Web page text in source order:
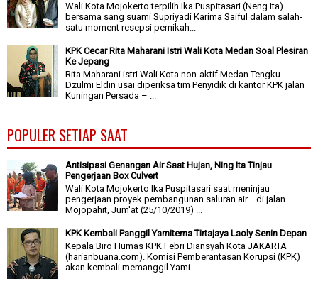
Wali Kota Mojokerto terpilih Ika Puspitasari (Neng Ita)
bersama sang suami Supriyadi Karima Saiful dalam salah-
satu moment resepsi pernikah...
KPK Cecar Rita Maharani Istri Wali Kota Medan Soal Plesiran
Ke Jepang
Rita Maharani istri Wali Kota non-aktif Medan Tengku
Dzulmi Eldin usai diperiksa tim Penyidik di kantor KPK jalan
Kuningan Persada – ...
POPULER SETIAP SAAT
Antisipasi Genangan Air Saat Hujan, Ning Ita Tinjau
Pengerjaan Box Culvert
Wali Kota Mojokerto Ika Puspitasari saat meninjau
pengerjaan proyek pembangunan saluran air di jalan
Mojopahit, Jum'at (25/10/2019) ...
KPK Kembali Panggil Yamitema Tirtajaya Laoly Senin Depan
Kepala Biro Humas KPK Febri Diansyah Kota JAKARTA –
(harianbuana.com). Komisi Pemberantasan Korupsi (KPK)
akan kembali memanggil Yami...